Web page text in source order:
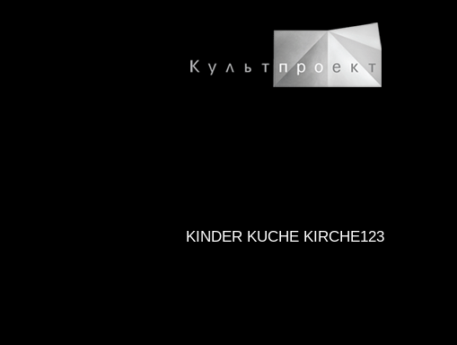
KINDER KUCHE KIRCHE123